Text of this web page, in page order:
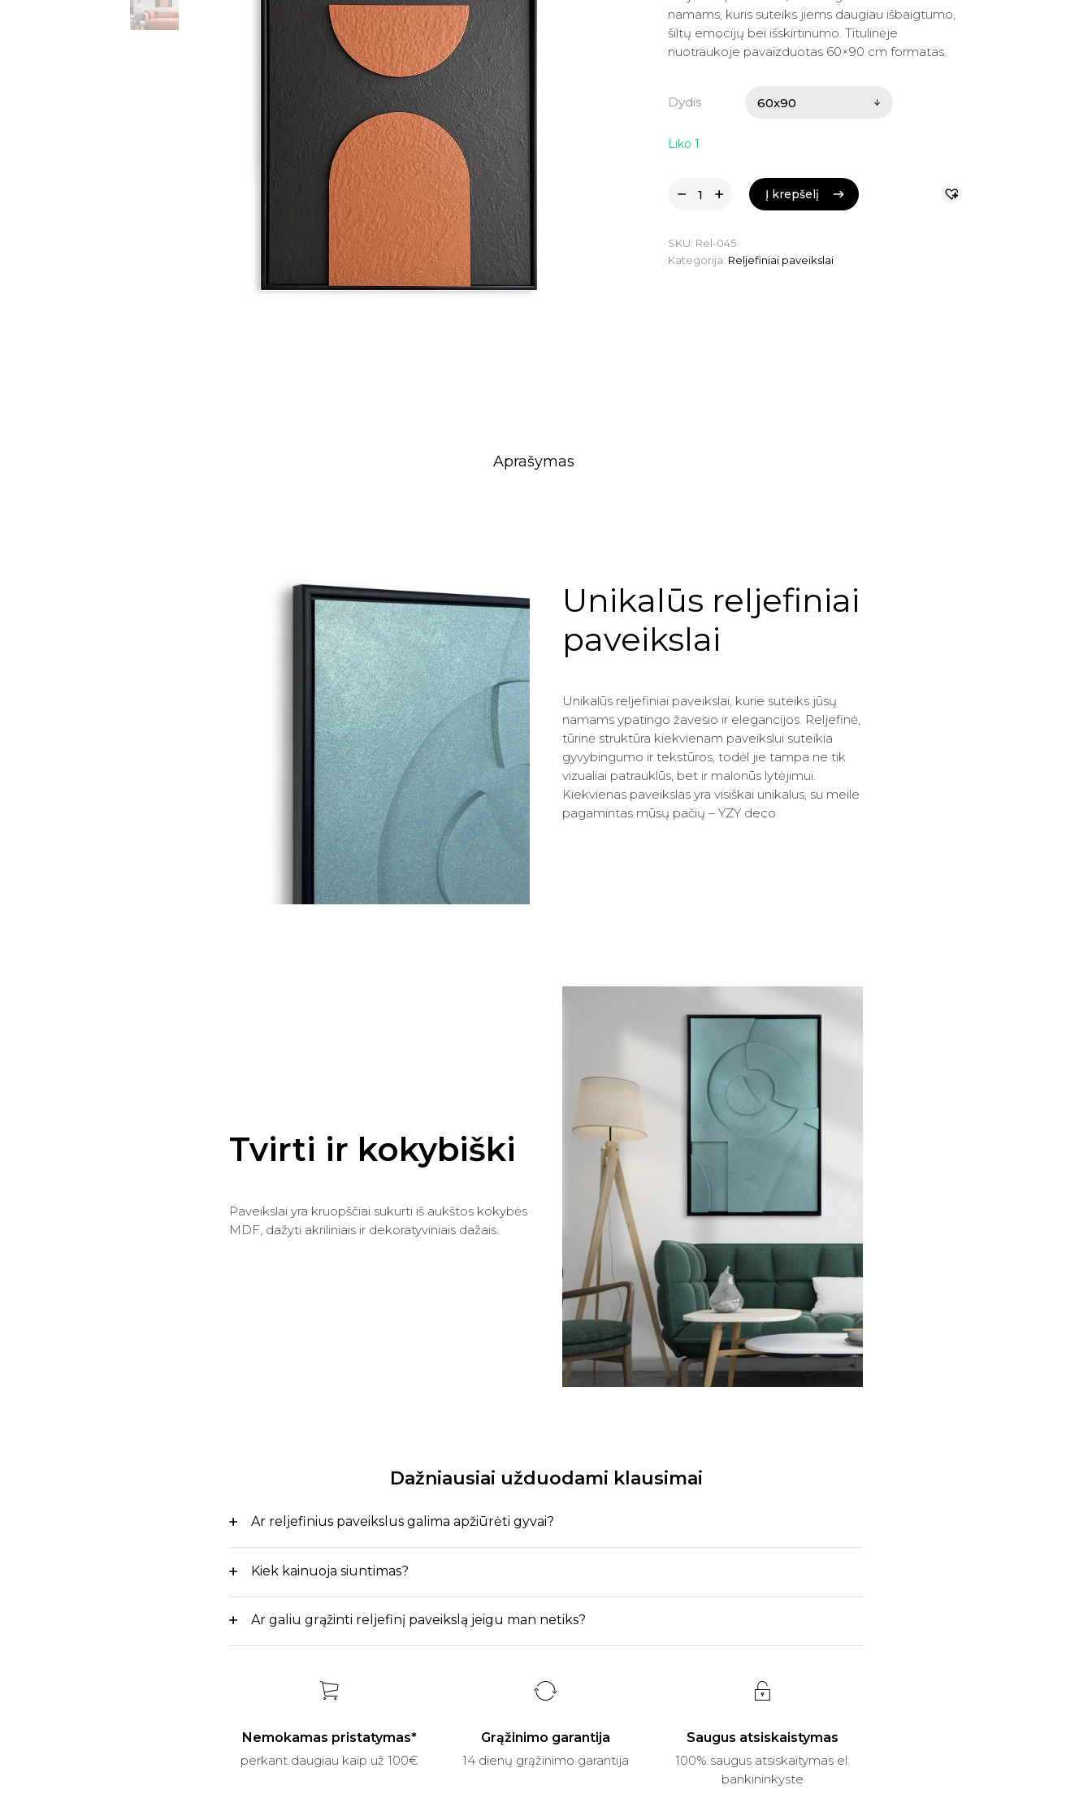
was:
155.00 €.
is:
124.00 €.
namams, kuris suteiks jiems daugiau išbaigtumo,
šiltų emocijų bei išskirtinumo. Titulinėje
nuotraukoje pavaizduotas 60×90 cm formatas.
Dydis
Liko 1
Į krepšelį
Į krepšelį
SKU: Rel-045
Kategorija: Reljefiniai paveikslai
Aprašymas
Unikalūs reljefiniai
paveikslai
Unikalūs reljefiniai paveikslai, kurie suteiks jūsų
namams ypatingo žavesio ir elegancijos. Reljefinė,
tūrinė struktūra kiekvienam paveikslui suteikia
gyvybingumo ir tekstūros, todėl jie tampa ne tik
vizualiai patrauklūs, bet ir malonūs lytėjimui.
Kiekvienas paveikslas yra visiškai unikalus, su meile
pagamintas mūsų pačių – YZY deco
Tvirti ir kokybiški
Paveikslai yra kruopščiai sukurti iš aukštos kokybės
MDF, dažyti akriliniais ir dekoratyviniais dažais.
Dažniausiai užduodami klausimai
Ar reljefinius paveikslus galima apžiūrėti gyvai?
Kiek kainuoja siuntimas?
Ar galiu grąžinti reljefinį paveikslą jeigu man netiks?
Nemokamas pristatymas*
perkant daugiau kaip už 100€
Grąžinimo garantija
14 dienų grąžinimo garantija
Saugus atsiskaistymas
100% saugus atsiskaitymas el.
bankininkyste